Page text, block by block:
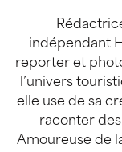
indépendant
reporter et
l’univers
elle use de sa
raconter
Amoureuse de